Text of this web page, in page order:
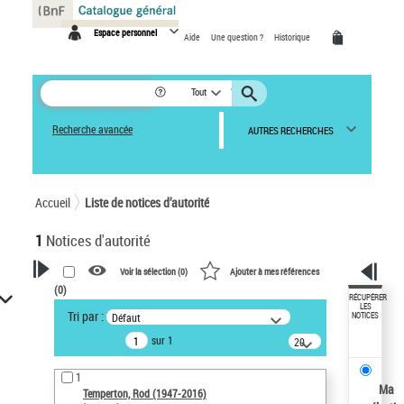
Espace personnel Aide Une question ? Historique
Tout
Recherche avancée AUTRES RECHERCHES
Accueil Liste de notices d’autorité
1 Notices d'autorité
VOTRE RECHERCHE
Recherche avancée dans les
notices d’autorité
Œuvres liées à l'auteur :
Temperton, Rod (1947-2016)
Voir la sélection (0) Ajouter à mes références
(0)
Tri par : Défaut
sur 1
20
résultats/page
1
Temperton, Rod (1947-2016)
RÉCUPÉRER
LES
NOTICES
Ma
Panneau de gestion des cookies